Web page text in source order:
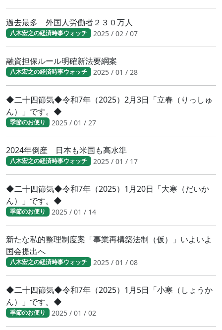
過去最多 外国人労働者２３０万人
八木宏之の経済時事ウォッチ 2025 / 02 / 07
融資担保ルール明確新法要綱案
八木宏之の経済時事ウォッチ 2025 / 01 / 28
◆二十四節気◆令和7年（2025）2月3日「立春（りっしゅ
ん）」です。◆
季節のお便り 2025 / 01 / 27
2024年倒産 日本も米国も高水準
八木宏之の経済時事ウォッチ 2025 / 01 / 17
◆二十四節気◆令和7年（2025）1月20日「大寒（だいか
ん）」です。◆
季節のお便り 2025 / 01 / 14
新たな私的整理制度案「事業再構築法制（仮）」いよいよ
国会提出へ
八木宏之の経済時事ウォッチ 2025 / 01 / 08
◆二十四節気◆令和7年（2025）1月5日「小寒（しょうか
ん）」です。◆
季節のお便り 2025 / 01 / 02